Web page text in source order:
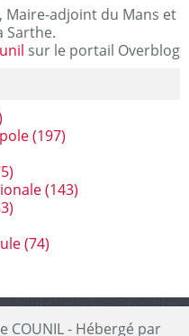
Maire-adjoint du Mans et
Sarthe.
sur le portail Overblog
(197)
(143)
(74)
COUNIL - Hébergé par